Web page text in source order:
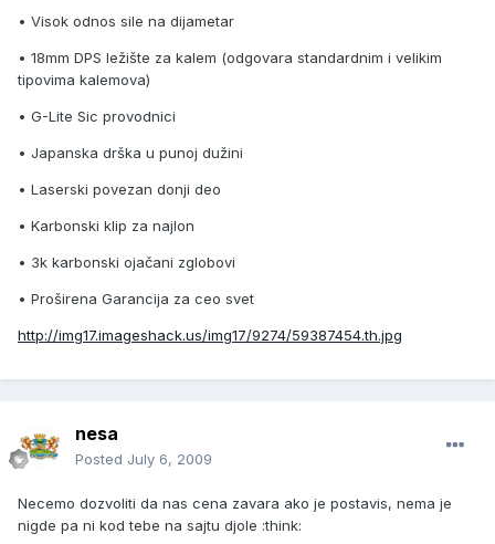
• Visok odnos sile na dijametar
• 18mm DPS ležište za kalem (odgovara standardnim i velikim
tipovima kalemova)
• G-Lite Sic provodnici
• Japanska drška u punoj dužini
• Laserski povezan donji deo
• Karbonski klip za najlon
• 3k karbonski ojačani zglobovi
• Proširena Garancija za ceo svet
http://img17.imageshack.us/img17/9274/59387454.th.jpg
nesa
Posted July 6, 2009
Necemo dozvoliti da nas cena zavara ako je postavis, nema je
nigde pa ni kod tebe na sajtu djole :think: